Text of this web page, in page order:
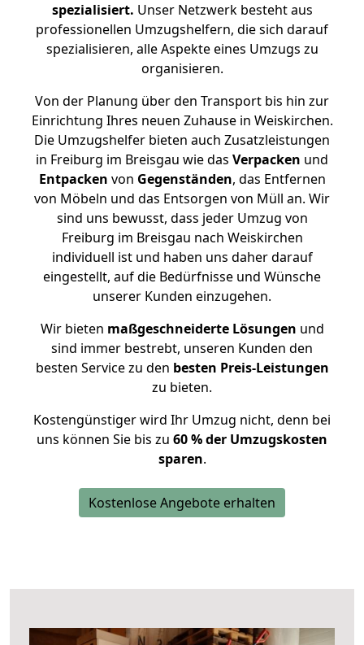
spezialisiert. Unser Netzwerk besteht aus
professionellen Umzugshelfern, die sich darauf
spezialisieren, alle Aspekte eines Umzugs zu
organisieren.
Von der Planung über den Transport bis hin zur
Einrichtung Ihres neuen Zuhause in Weiskirchen.
Die Umzugshelfer bieten auch Zusatzleistungen
in Freiburg im Breisgau wie das Verpacken und
Entpacken von Gegenständen, das Entfernen
von Möbeln und das Entsorgen von Müll an. Wir
sind uns bewusst, dass jeder Umzug von
Freiburg im Breisgau nach Weiskirchen
individuell ist und haben uns daher darauf
eingestellt, auf die Bedürfnisse und Wünsche
unserer Kunden einzugehen.
Wir bieten maßgeschneiderte Lösungen und
sind immer bestrebt, unseren Kunden den
besten Service zu den besten Preis-Leistungen
zu bieten.
Kostengünstiger wird Ihr Umzug nicht, denn bei
uns können Sie bis zu 60 % der Umzugskosten
sparen.
Kostenlose Angebote erhalten